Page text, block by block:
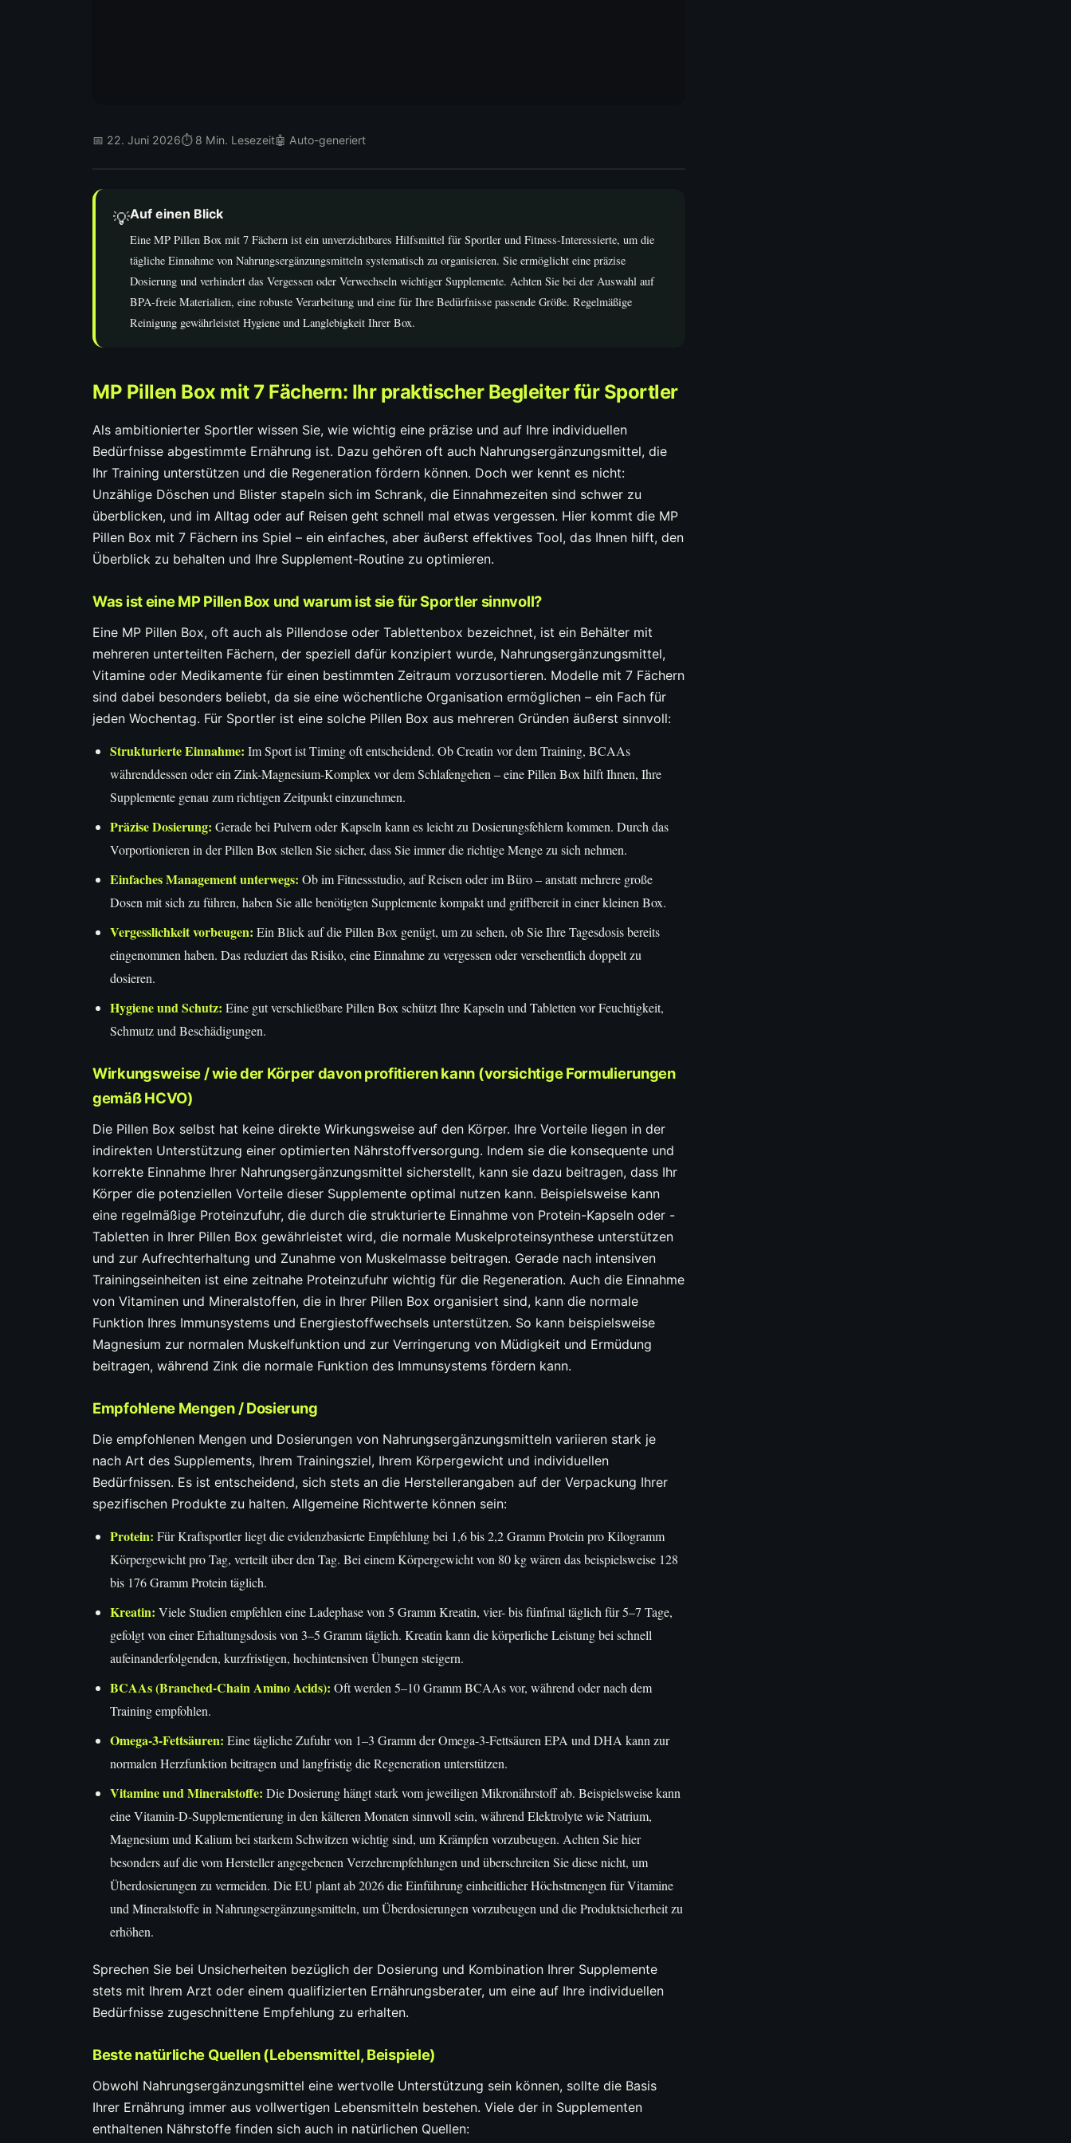
📅 22. Juni 2026⏱ 8 Min. Lesezeit🤖 Auto-generiert
💡Auf einen Blick
Eine MP Pillen Box mit 7 Fächern ist ein unverzichtbares Hilfsmittel für Sportler und Fitness-Interessierte, um die
tägliche Einnahme von Nahrungsergänzungsmitteln systematisch zu organisieren. Sie ermöglicht eine präzise
Dosierung und verhindert das Vergessen oder Verwechseln wichtiger Supplemente. Achten Sie bei der Auswahl auf
BPA-freie Materialien, eine robuste Verarbeitung und eine für Ihre Bedürfnisse passende Größe. Regelmäßige
Reinigung gewährleistet Hygiene und Langlebigkeit Ihrer Box.
MP Pillen Box mit 7 Fächern: Ihr praktischer Begleiter für Sportler
Als ambitionierter Sportler wissen Sie, wie wichtig eine präzise und auf Ihre individuellen
Bedürfnisse abgestimmte Ernährung ist. Dazu gehören oft auch Nahrungsergänzungsmittel, die
Ihr Training unterstützen und die Regeneration fördern können. Doch wer kennt es nicht:
Unzählige Döschen und Blister stapeln sich im Schrank, die Einnahmezeiten sind schwer zu
überblicken, und im Alltag oder auf Reisen geht schnell mal etwas vergessen. Hier kommt die MP
Pillen Box mit 7 Fächern ins Spiel – ein einfaches, aber äußerst effektives Tool, das Ihnen hilft, den
Überblick zu behalten und Ihre Supplement-Routine zu optimieren.
Was ist eine MP Pillen Box und warum ist sie für Sportler sinnvoll?
Eine MP Pillen Box, oft auch als Pillendose oder Tablettenbox bezeichnet, ist ein Behälter mit
mehreren unterteilten Fächern, der speziell dafür konzipiert wurde, Nahrungsergänzungsmittel,
Vitamine oder Medikamente für einen bestimmten Zeitraum vorzusortieren. Modelle mit 7 Fächern
sind dabei besonders beliebt, da sie eine wöchentliche Organisation ermöglichen – ein Fach für
jeden Wochentag. Für Sportler ist eine solche Pillen Box aus mehreren Gründen äußerst sinnvoll:
Strukturierte Einnahme: Im Sport ist Timing oft entscheidend. Ob Creatin vor dem Training, BCAAs
währenddessen oder ein Zink-Magnesium-Komplex vor dem Schlafengehen – eine Pillen Box hilft Ihnen, Ihre
Supplemente genau zum richtigen Zeitpunkt einzunehmen.
Präzise Dosierung: Gerade bei Pulvern oder Kapseln kann es leicht zu Dosierungsfehlern kommen. Durch das
Vorportionieren in der Pillen Box stellen Sie sicher, dass Sie immer die richtige Menge zu sich nehmen.
Einfaches Management unterwegs: Ob im Fitnessstudio, auf Reisen oder im Büro – anstatt mehrere große
Dosen mit sich zu führen, haben Sie alle benötigten Supplemente kompakt und griffbereit in einer kleinen Box.
Vergesslichkeit vorbeugen: Ein Blick auf die Pillen Box genügt, um zu sehen, ob Sie Ihre Tagesdosis bereits
eingenommen haben. Das reduziert das Risiko, eine Einnahme zu vergessen oder versehentlich doppelt zu
dosieren.
Hygiene und Schutz: Eine gut verschließbare Pillen Box schützt Ihre Kapseln und Tabletten vor Feuchtigkeit,
Schmutz und Beschädigungen.
Wirkungsweise / wie der Körper davon profitieren kann (vorsichtige Formulierungen
gemäß HCVO)
Die Pillen Box selbst hat keine direkte Wirkungsweise auf den Körper. Ihre Vorteile liegen in der
indirekten Unterstützung einer optimierten Nährstoffversorgung. Indem sie die konsequente und
korrekte Einnahme Ihrer Nahrungsergänzungsmittel sicherstellt, kann sie dazu beitragen, dass Ihr
Körper die potenziellen Vorteile dieser Supplemente optimal nutzen kann. Beispielsweise kann
eine regelmäßige Proteinzufuhr, die durch die strukturierte Einnahme von Protein-Kapseln oder -
Tabletten in Ihrer Pillen Box gewährleistet wird, die normale Muskelproteinsynthese unterstützen
und zur Aufrechterhaltung und Zunahme von Muskelmasse beitragen. Gerade nach intensiven
Trainingseinheiten ist eine zeitnahe Proteinzufuhr wichtig für die Regeneration. Auch die Einnahme
von Vitaminen und Mineralstoffen, die in Ihrer Pillen Box organisiert sind, kann die normale
Funktion Ihres Immunsystems und Energiestoffwechsels unterstützen. So kann beispielsweise
Magnesium zur normalen Muskelfunktion und zur Verringerung von Müdigkeit und Ermüdung
beitragen, während Zink die normale Funktion des Immunsystems fördern kann.
Empfohlene Mengen / Dosierung
Die empfohlenen Mengen und Dosierungen von Nahrungsergänzungsmitteln variieren stark je
nach Art des Supplements, Ihrem Trainingsziel, Ihrem Körpergewicht und individuellen
Bedürfnissen. Es ist entscheidend, sich stets an die Herstellerangaben auf der Verpackung Ihrer
spezifischen Produkte zu halten. Allgemeine Richtwerte können sein:
Protein: Für Kraftsportler liegt die evidenzbasierte Empfehlung bei 1,6 bis 2,2 Gramm Protein pro Kilogramm
Körpergewicht pro Tag, verteilt über den Tag. Bei einem Körpergewicht von 80 kg wären das beispielsweise 128
bis 176 Gramm Protein täglich.
Kreatin: Viele Studien empfehlen eine Ladephase von 5 Gramm Kreatin, vier- bis fünfmal täglich für 5–7 Tage,
gefolgt von einer Erhaltungsdosis von 3–5 Gramm täglich. Kreatin kann die körperliche Leistung bei schnell
aufeinanderfolgenden, kurzfristigen, hochintensiven Übungen steigern.
BCAAs (Branched-Chain Amino Acids): Oft werden 5–10 Gramm BCAAs vor, während oder nach dem
Training empfohlen.
Omega-3-Fettsäuren: Eine tägliche Zufuhr von 1–3 Gramm der Omega-3-Fettsäuren EPA und DHA kann zur
normalen Herzfunktion beitragen und langfristig die Regeneration unterstützen.
Vitamine und Mineralstoffe: Die Dosierung hängt stark vom jeweiligen Mikronährstoff ab. Beispielsweise kann
eine Vitamin-D-Supplementierung in den kälteren Monaten sinnvoll sein, während Elektrolyte wie Natrium,
Magnesium und Kalium bei starkem Schwitzen wichtig sind, um Krämpfen vorzubeugen. Achten Sie hier
besonders auf die vom Hersteller angegebenen Verzehrempfehlungen und überschreiten Sie diese nicht, um
Überdosierungen zu vermeiden. Die EU plant ab 2026 die Einführung einheitlicher Höchstmengen für Vitamine
und Mineralstoffe in Nahrungsergänzungsmitteln, um Überdosierungen vorzubeugen und die Produktsicherheit zu
erhöhen.
Sprechen Sie bei Unsicherheiten bezüglich der Dosierung und Kombination Ihrer Supplemente
stets mit Ihrem Arzt oder einem qualifizierten Ernährungsberater, um eine auf Ihre individuellen
Bedürfnisse zugeschnittene Empfehlung zu erhalten.
Beste natürliche Quellen (Lebensmittel, Beispiele)
Obwohl Nahrungsergänzungsmittel eine wertvolle Unterstützung sein können, sollte die Basis
Ihrer Ernährung immer aus vollwertigen Lebensmitteln bestehen. Viele der in Supplementen
enthaltenen Nährstoffe finden sich auch in natürlichen Quellen: